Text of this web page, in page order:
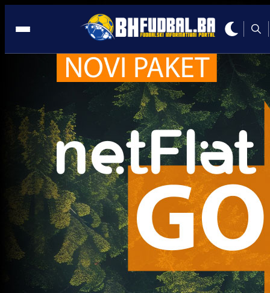
Adnan Mravac
Premijer liga BiH
Sporazumni raskid ugovora između FK Velež i
Adnana Mravca!